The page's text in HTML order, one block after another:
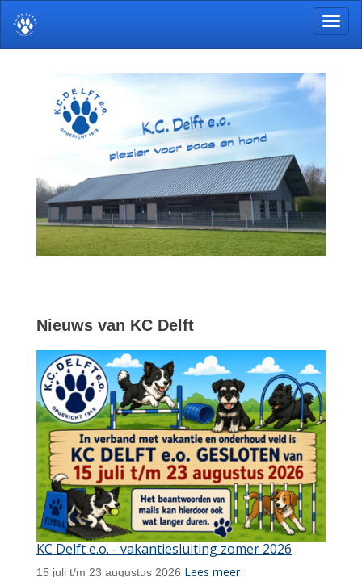
Nieuws van KC Delft
KC Delft e.o. - vakantiesluiting zomer 2026
15 juli t/m 23 augustus 2026 Lees meer